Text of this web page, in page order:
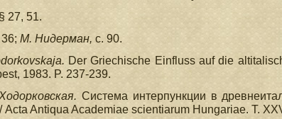
27, 51.
Μ. Нидерман, с. 90.
Der Griechische Einfluss auf die
1983. P. 237-239.
Система интерпункции в
Acta Antiqua Academiae scientiarum Hungariae. Т.